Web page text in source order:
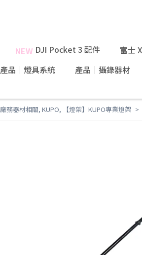
NEW DJI Pocket 3 配件 富士
產品｜燈具系統
產品｜攝錄器材
廠務器材相關, KUPO, 【燈架】KUPO專業燈架